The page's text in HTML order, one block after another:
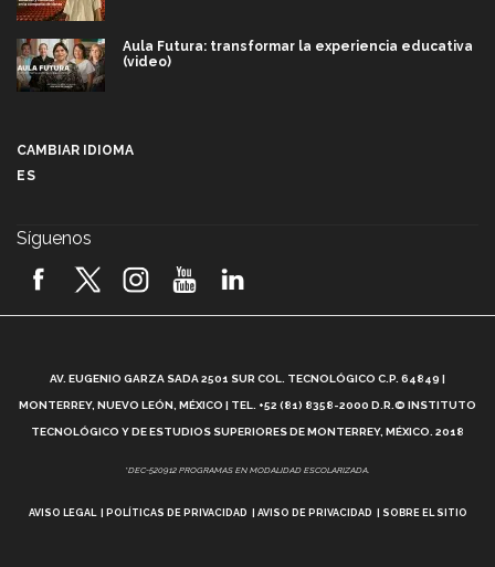
Aula Futura: transformar la experiencia educativa
(video)
2026! (video)
¿Cómo es el Modelo Educativo Tec? (video)
Vida Tec: Feminismo e Inteligencia Artificial, Paola
CAMBIAR IDIOMA
ES
Síguenos
AV. EUGENIO GARZA SADA 2501 SUR COL. TECNOLÓGICO C.P. 64849 |
MONTERREY, NUEVO LEÓN, MÉXICO | TEL. +52 (81) 8358-2000 D.R.© INSTITUTO
TECNOLÓGICO Y DE ESTUDIOS SUPERIORES DE MONTERREY, MÉXICO. 2018
*DEC-520912 PROGRAMAS EN MODALIDAD ESCOLARIZADA.
AVISO LEGAL POLÍTICAS DE PRIVACIDAD AVISO DE PRIVACIDAD SOBRE EL SITIO